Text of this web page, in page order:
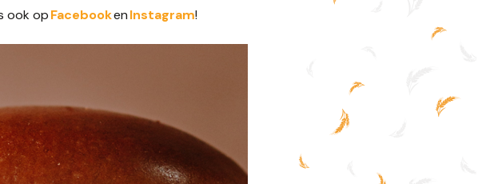
ook opFacebookenInstagram!